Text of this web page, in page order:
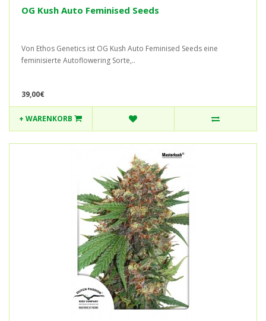
OG Kush Auto Feminised Seeds
Von Ethos Genetics ist OG Kush Auto Feminised Seeds eine
feminisierte Autoflowering Sorte,..
39,00€
+ WARENKORB